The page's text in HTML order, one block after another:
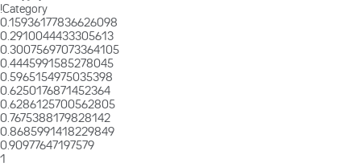
!Category
0.15936177836626098
0.2910044433305613
0.30075697073364105
0.4445991585278045
0.5965154975035398
0.6250176871452364
0.6286125700562805
0.7675388179828142
0.8685991418229849
0.90977647197579
1